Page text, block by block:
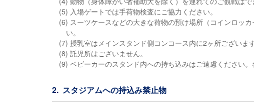
(5) 入場ゲートでは手荷物検査にご協力ください。
(6) スーツケースなどの大きな荷物の預け場所（コインロッ
い。
(7) 授乳室はメインスタンド側コンコース内に2ヶ所ございます
(8) 託児所はございません。
(9) ベビーカーのスタンド内への持ち込みはご遠慮ください
2. スタジアムへの持込み禁止物